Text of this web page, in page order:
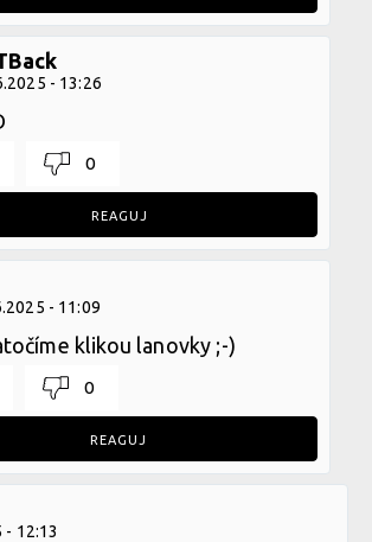
- 13:26
0
REAGUJ
- 11:09
klikou lanovky ;-)
0
REAGUJ
- 12:13